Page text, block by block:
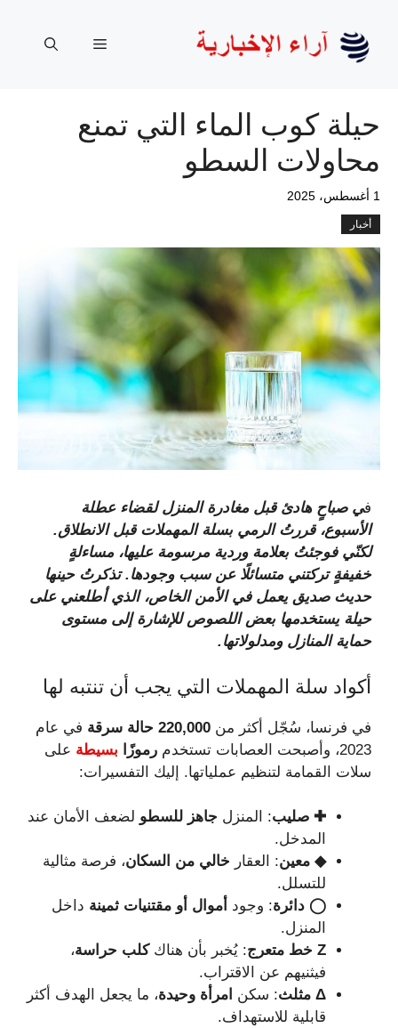
المحتوى
القائمة
حيلة كوب الماء التي تمنع
محاولات السطو
1 أغسطس، 2025
أخبار
في صباحٍ هادئ قبل مغادرة المنزل لقضاء عطلة
الأسبوع، قررتُ الرمي بسلة المهملات قبل الانطلاق.
لكنّي فوجئتُ بعلامة وردية مرسومة عليها، مساءلةٍ
خفيفةٍ تركتني متسائلًا عن سبب وجودها. تذكرتُ حينها
حديث صديق يعمل في الأمن الخاص، الذي أطلعني على
حيلة يستخدمها بعض اللصوص للإشارة إلى مستوى
حماية المنازل ومدلولاتها.
أكواد سلة المهملات التي يجب أن تنتبه لها
في فرنسا، سُجّل أكثر من 220,000 حالة سرقة
في عام
2023، وأصبحت العصابات تستخدم
رموزًا بسيطة على
سلات القمامة لتنظيم عملياتها. إليك التفسيرات:
✚ صليب: المنزل جاهز للسطو لضعف الأمان عند
المدخل.
◆ معين: العقار خالي من السكان، فرصة مثالية
للتسلل.
◯ دائرة: وجود أموال أو مقتنيات ثمينة داخل
المنزل.
Z خط متعرج
: يُخبر بأن هناككلب حراسة،
فيثنيهم عن الاقتراب.
Δ مثلث
: سكن امرأة وحيدة، ما يجعل الهدف أكثر
قابلية للاستهداف.